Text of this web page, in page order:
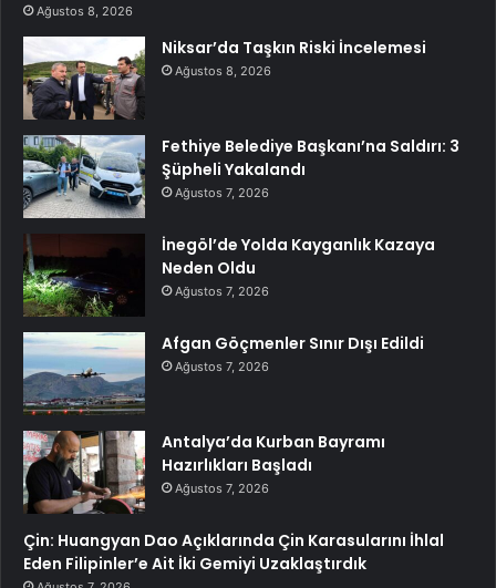
Ağustos 8, 2026
Niksar’da Taşkın Riski İncelemesi
Ağustos 8, 2026
Fethiye Belediye Başkanı’na Saldırı: 3
Şüpheli Yakalandı
Ağustos 7, 2026
İnegöl’de Yolda Kayganlık Kazaya
Neden Oldu
Ağustos 7, 2026
Afgan Göçmenler Sınır Dışı Edildi
Ağustos 7, 2026
Antalya’da Kurban Bayramı
Hazırlıkları Başladı
Ağustos 7, 2026
Çin: Huangyan Dao Açıklarında Çin Karasularını İhlal
Eden Filipinler’e Ait İki Gemiyi Uzaklaştırdık